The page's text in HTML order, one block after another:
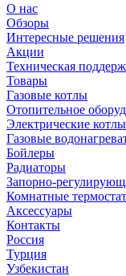
О нас
Обзоры
Интересные решения
Акции
Техническая
Товары
Газовые котлы
Отопительное
Электрические котлы
Газовые
Бойлеры
Радиаторы
Запорно-
Комнатные
Аксессуары
Контакты
Россия
Турция
Узбекистан